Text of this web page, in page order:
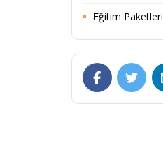
Eğitim Paketleri